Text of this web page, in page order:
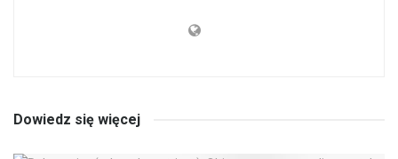
Dowiedz się więcej